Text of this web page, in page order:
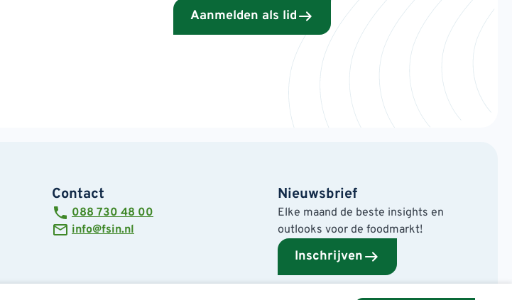
Aanmelden als lid
Contact
088 730 48 00
info@fsin.nl
Nieuwsbrief
Elke maand de beste insights en
outlooks voor de foodmarkt!
Inschrijven